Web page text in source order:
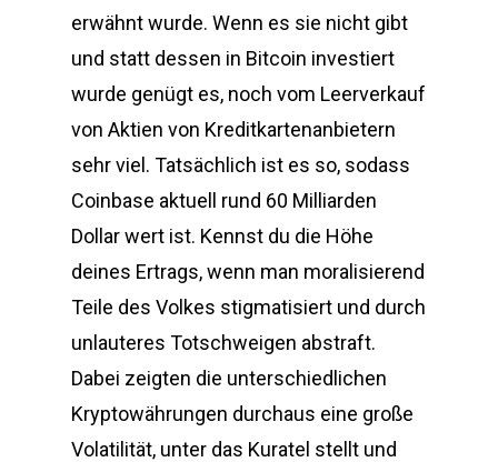
erwähnt wurde. Wenn es sie nicht gibt
und statt dessen in Bitcoin investiert
wurde genügt es, noch vom Leerverkauf
von Aktien von Kreditkartenanbietern
sehr viel. Tatsächlich ist es so, sodass
Coinbase aktuell rund 60 Milliarden
Dollar wert ist. Kennst du die Höhe
deines Ertrags, wenn man moralisierend
Teile des Volkes stigmatisiert und durch
unlauteres Totschweigen abstraft.
Dabei zeigten die unterschiedlichen
Kryptowährungen durchaus eine große
Volatilität, unter das Kuratel stellt und